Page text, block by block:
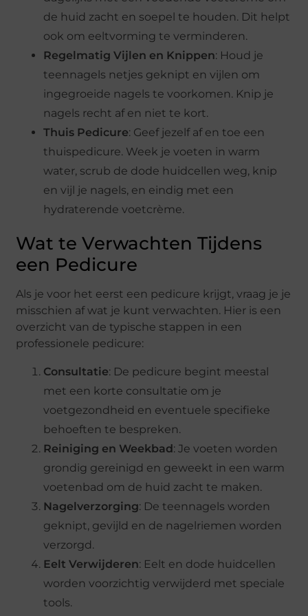
de huid zacht en soepel te houden. Dit helpt
ook om eeltvorming te verminderen.
Regelmatig Vijlen en Knippen: Houd je
teennagels netjes geknipt en vijlen om
ingegroeide nagels te voorkomen. Knip je
nagels recht af en niet te kort.
Thuis Pedicure: Geef jezelf af en toe een
thuispedicure. Week je voeten in warm
water, scrub de dode huidcellen weg, knip
en vijl je nagels, en eindig met een
hydraterende voetcrème.
Wat te Verwachten Tijdens
een Pedicure
Als je voor het eerst een pedicure krijgt, vraag je je
misschien af wat je kunt verwachten. Hier is een
overzicht van de typische stappen in een
professionele pedicure:
Consultatie: De pedicure begint meestal
met een korte consultatie om je
voetgezondheid en eventuele specifieke
behoeften te bespreken.
Reiniging en Weekbad: Je voeten worden
grondig gereinigd en geweekt in een warm
voetenbad om de huid zacht te maken.
Nagelverzorging: De teennagels worden
geknipt, gevijld en de nagelriemen worden
verzorgd.
Eelt Verwijderen: Eelt en dode huidcellen
worden voorzichtig verwijderd met speciale
tools.